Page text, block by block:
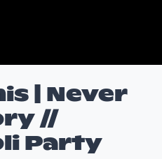
| Never
//
Party